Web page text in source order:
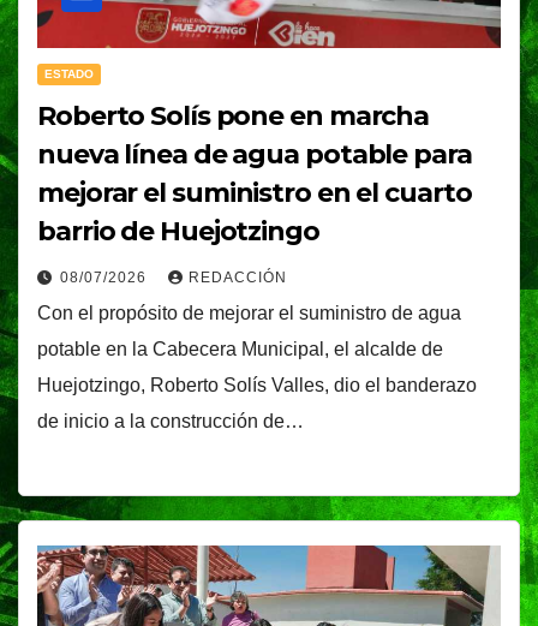
ESTADO
Roberto Solís pone en marcha
nueva línea de agua potable para
mejorar el suministro en el cuarto
barrio de Huejotzingo
08/07/2026 REDACCIÓN
Con el propósito de mejorar el suministro de agua
potable en la Cabecera Municipal, el alcalde de
Huejotzingo, Roberto Solís Valles, dio el banderazo
de inicio a la construcción de…